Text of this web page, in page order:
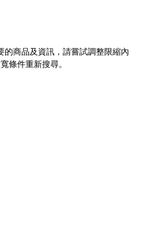
的商品及資訊，請嘗試調整限縮內
條件重新搜尋。